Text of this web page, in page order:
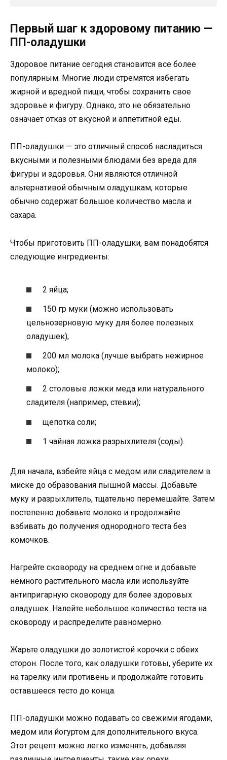
Первый шаг к здоровому питанию —
ПП-оладушки
Здоровое питание сегодня становится все более
популярным. Многие люди стремятся избегать
жирной и вредной пищи, чтобы сохранить свое
здоровье и фигуру. Однако, это не обязательно
означает отказ от вкусной и аппетитной еды.
ПП-оладушки — это отличный способ насладиться
вкусными и полезными блюдами без вреда для
фигуры и здоровья. Они являются отличной
альтернативой обычным оладушкам, которые
обычно содержат большое количество масла и
сахара.
Чтобы приготовить ПП-оладушки, вам понадобятся
следующие ингредиенты:
2 яйца;
150 гр муки (можно использовать
цельнозерновую муку для более полезных
оладушек);
200 мл молока (лучше выбрать нежирное
молоко);
2 столовые ложки меда или натурального
сладителя (например, стевии);
щепотка соли;
1 чайная ложка разрыхлителя (соды).
Для начала, взбейте яйца с медом или сладителем в
миске до образования пышной массы. Добавьте
муку и разрыхлитель, тщательно перемешайте. Затем
постепенно добавьте молоко и продолжайте
взбивать до получения однородного теста без
комочков.
Нагрейте сковороду на среднем огне и добавьте
немного растительного масла или используйте
антипригарную сковороду для более здоровых
оладушек. Налейте небольшое количество теста на
сковороду и распределите равномерно.
Жарьте оладушки до золотистой корочки с обеих
сторон. После того, как оладушки готовы, уберите их
на тарелку или противень и продолжайте готовить
оставшееся тесто до конца.
ПП-оладушки можно подавать со свежими ягодами,
медом или йогуртом для дополнительного вкуса.
Этот рецепт можно легко изменять, добавляя